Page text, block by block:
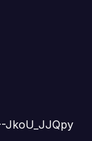
JkoU_JJQpy